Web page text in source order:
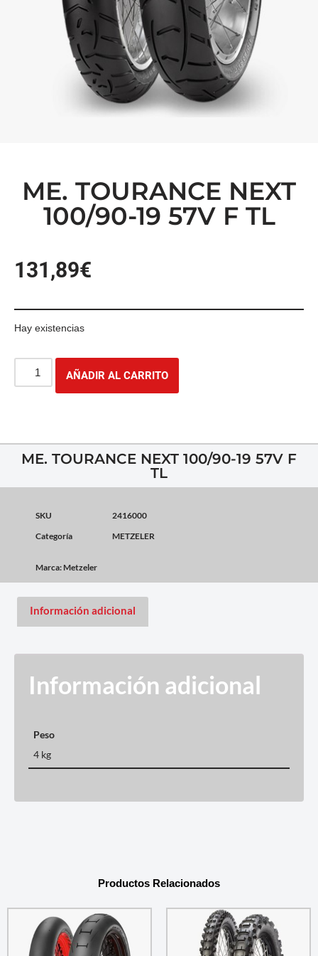
ME. TOURANCE NEXT
100/90-19 57V F TL
131,89€
Hay existencias
AÑADIR AL CARRITO
ME. TOURANCE NEXT 100/90-19 57V F
TL
SKU
2416000
Categoría
METZELER
Marca: Metzeler
Información adicional
Información adicional
Peso
4 kg
Productos Relacionados